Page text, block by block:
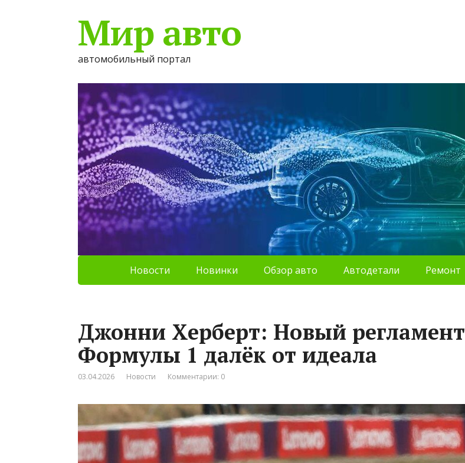
Мир авто
автомобильный портал
Новости Новинки Обзор авто Автодетали Ремонт
Джонни Херберт: Новый регламент
Формулы 1 далёк от идеала
03.04.2026 Новости Комментарии: 0